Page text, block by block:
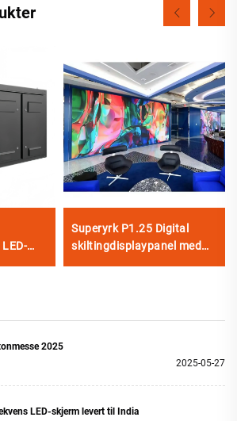
Superyrk P1.25 Digital
skiltingdisplaypanel med
2025
2025-05-27
LED-skjerm levert til India